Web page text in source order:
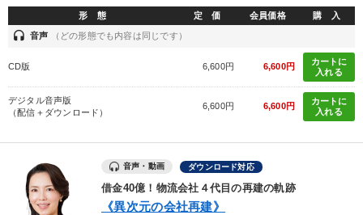
テーマ
「利上げ時代の最新・銀行対策」＋「不動産市況予測」＋「市場
「儲けの本質」を突く 【1月】音声・映像
最新トレンドと時代の潮流を押さえる
形 態 定 価 会員価格 購 入
headset 音声 （どの形態でも内容は同じです）
CD版 6,600円 6,600円
カートに
入れる
デジタル音声版
（配信＋ダウンロード）
6,600円 6,600円
カートに
入れる
音声・動画 ダウンロード対応
借金40億！物流会社４代目の再建の軌跡
《異次元の会社再建》